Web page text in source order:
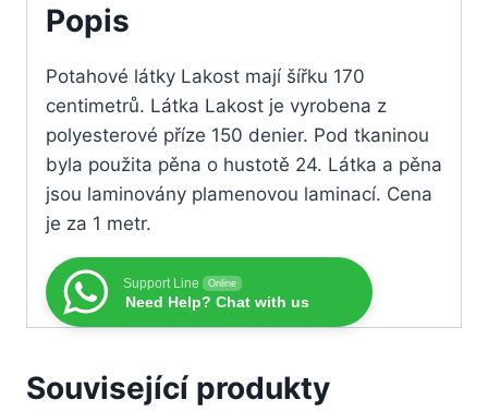
Popis
Potahové látky Lakost mají šířku 170
centimetrů. Látka Lakost je vyrobena z
polyesterové příze 150 denier. Pod tkaninou
byla použita pěna o hustotě 24. Látka a pěna
jsou laminovány plamenovou laminací. Cena
je za 1 metr.
Support Line Online
Need Help? Chat with us
Související produkty